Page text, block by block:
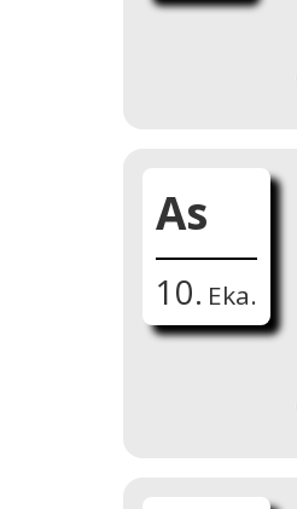
As
10. Eka.